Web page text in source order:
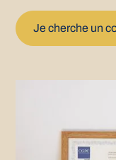
Je cherche un